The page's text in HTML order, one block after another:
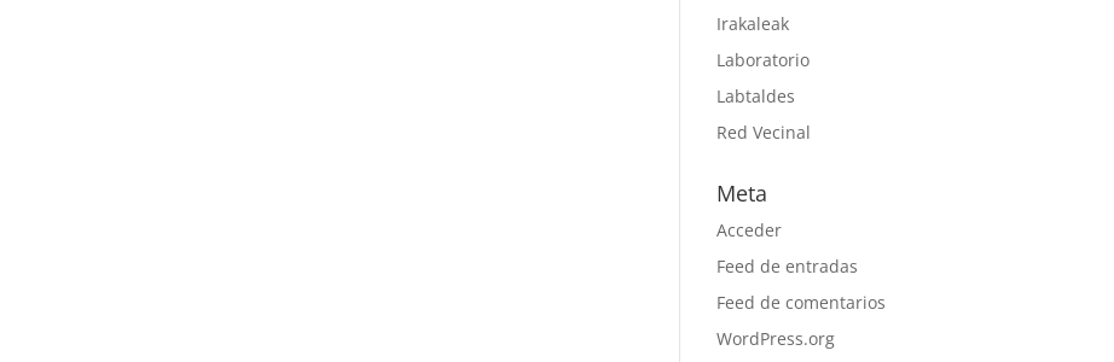
Irakaleak
Laboratorio
Labtaldes
Red Vecinal
Meta
Acceder
Feed de entradas
Feed de comentarios
WordPress.org